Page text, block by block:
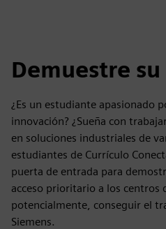
Demuestre
¿Es un estudiante apasionado
innovación? ¿Sueña con
en soluciones industriales de
estudiantes de Currículo
puerta de entrada para
acceso prioritario a los centros
potencialmente, conseguir el
Siemens.